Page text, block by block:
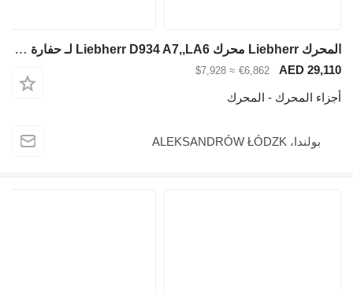
المحرك Liebherr محرك Liebherr D934 A7,,LA6 لـ حفارة Liebherr R926,R934,A916
AED 29,110
€6,862
≈ $7,928
أجزاء المحرك - المحرك
بولندا، ALEKSANDRÓW ŁÓDZK